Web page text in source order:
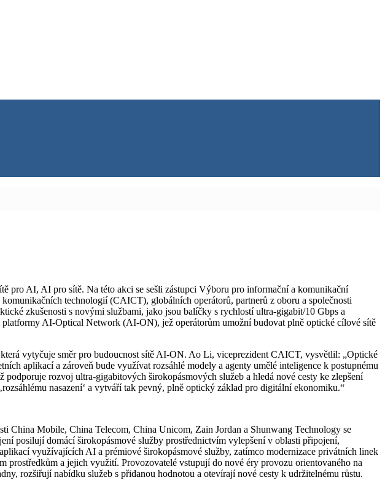
pro AI, AI pro sítě. Na této akci se sešli zástupci Výboru pro informační a komunikační
technologií (CAICT), globálních operátorů, partnerů z oboru a společnosti
zkušenosti s novými službami, jako jsou balíčky s rychlostí ultra-gigabit/10 Gbps a
AI-Optical Network (AI-ON), jež operátorům umožní budovat plně optické cílové sítě
vytyčuje směr pro budoucnost sítě AI-ON. Ao Li, viceprezident CAICT, vysvětlil: „Optické
aplikací a zároveň bude využívat rozsáhlé modely a agenty umělé inteligence k postupnému
rozvoj ultra-gigabitových širokopásmových služeb a hledá nové cesty ke zlepšení
nasazení‘ a vytváří tak pevný, plně optický základ pro digitální ekonomiku.“
China Mobile, China Telecom, China Unicom, Zain Jordan a Shunwang Technology se
posilují domácí širokopásmové služby prostřednictvím vylepšení v oblasti připojení,
využívajících AI a prémiové širokopásmové služby, zatímco modernizace privátních linek
a jejich využití. Provozovatelé vstupují do nové éry provozu orientovaného na
rozšiřují nabídku služeb s přidanou hodnotou a otevírají nové cesty k udržitelnému růstu.